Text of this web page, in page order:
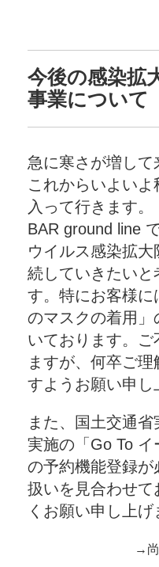
今後の感染拡
事業について
急に寒さが増して
これからいよいよ
入って行きます。
BAR ground line
ウイルス感染拡大
続していきたいと
す。特にお客様に
のマスクの着用」
いております。ご
ますが、何卒ご理
すようお願い申し
また、国土交通
実施の「Go To
の予約機能登録
扱いを見合わせ
くお願い申し上げ
→尚